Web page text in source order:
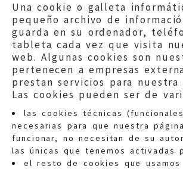
Una cookie o galleta
pequeño archivo de
guarda en su ordenador,
tableta cada vez que visita
web. Algunas cookies son
pertenecen a empresas
prestan servicios para nuestra
Las cookies pueden ser de
las cookies técnicas
necesarias para que nuestra
funcionar, no necesitan de su
las únicas que tenemos activadas
el resto de cookies que usamos
Quejas: